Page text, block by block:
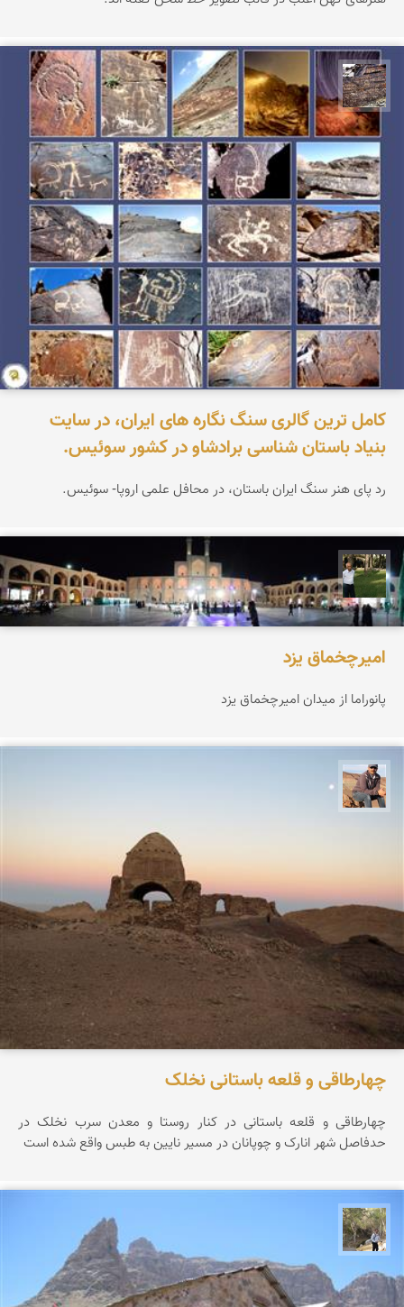
محمد ناصری فرد
کامل ترین گالری سنگ نگاره های ایران، در سایت
بنیاد باستان شناسی برادشاو در کشور سوئیس.
رد پای هنر سنگ ایران باستان، در محافل علمی اروپا- سوئیس.
عبدل شعبانی
امیرچخماق یزد
پانوراما از میدان امیرچخماق یزد
چهارطاقی و قلعه باستانی نخلک
چهارطاقی و قلعه باستانی در کنار روستا و معدن سرب نخلک در
حدفاصل شهر انارک و چوپانان در مسیر نایین به طبس واقع شده است